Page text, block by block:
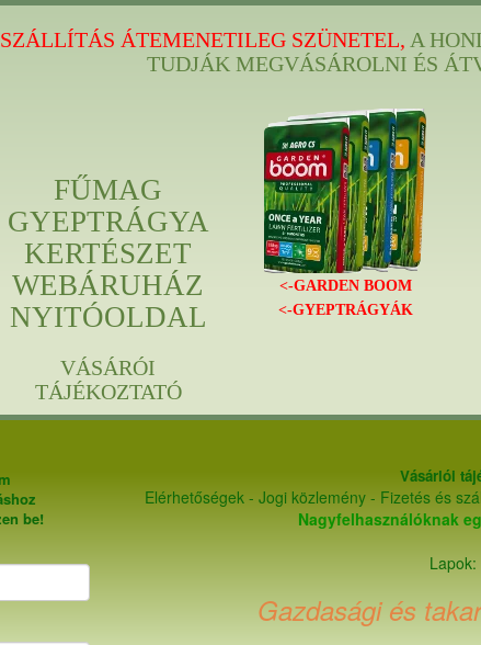
ÁTEMENETILEG SZÜNETEL, A
TUDJÁK MEGVÁSÁROLNI ÉS
FŰMAG
GYEPTRÁGYA
KERTÉSZET
WEBÁRUHÁZ
NYITÓOLDAL
VÁSÁRÓI
TÁJÉKOZTATÓ
<-GARDEN BOOM
<-GYEPTRÁGYÁK
be!
Vásárlói
Elérhetőségek- Jogi közlemény- Fizetés és
Nagyfelhasználóknak
Lapok:
Gazdasági és